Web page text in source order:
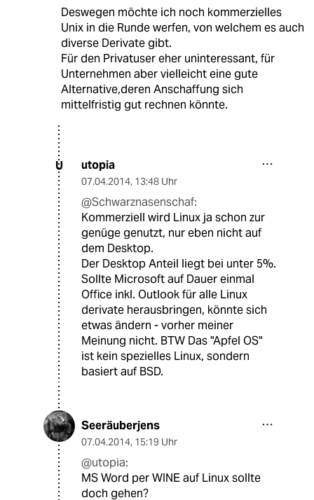
Deswegen möchte ich noch kommerzielles
Unix in die Runde werfen, von welchem es auch
diverse Derivate gibt.
Für den Privatuser eher uninteressant, für
Unternehmen aber vielleicht eine gute
Alternative,deren Anschaffung sich
mittelfristig gut rechnen könnte.
U utopia
07.04.2014, 13:48 Uhr
@Schwarznasenschaf:
Kommerziell wird Linux ja schon zur
genüge genutzt, nur eben nicht auf
dem Desktop.
Der Desktop Anteil liegt bei unter 5%.
Sollte Microsoft auf Dauer einmal
Office inkl. Outlook für alle Linux
derivate herausbringen, könnte sich
etwas ändern - vorher meiner
Meinung nicht. BTW Das "Apfel OS"
ist kein spezielles Linux, sondern
basiert auf BSD.
Seeräuberjens
07.04.2014, 15:19 Uhr
@utopia:
MS Word per WINE auf Linux sollte
doch gehen?